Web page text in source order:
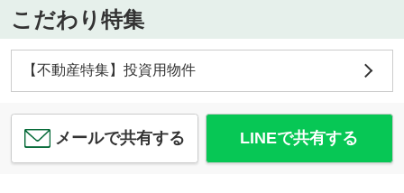
こだわり特集
【不動産特集】投資用物件
メールで共有する LINEで共有する